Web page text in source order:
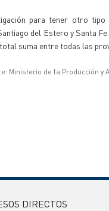
para tener otro
del Estero y Santa
suma entre todas las
Ministerio de la Producción y
DIRECTOS